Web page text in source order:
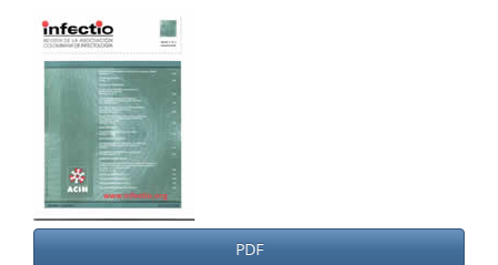
Barra
lateral
del
artículo
PDF